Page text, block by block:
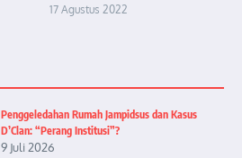
17 Agustus 2022
Penggeledahan Rumah Jampidsus dan Kasus
D’Clan: “Perang Institusi”?
9 Juli 2026